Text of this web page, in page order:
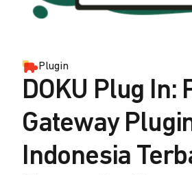
Plugin
DOKU Plug In:
Gateway
Indonesia